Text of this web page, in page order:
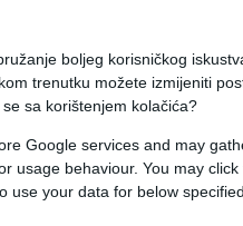
boljeg korisničkog
trenutku možete izmijeniti
sa korištenjem kolačića?
Google services and may
usage behaviour. You may
use your data for below
u podnožje, a zatim se
i plodno
razlaganje organske